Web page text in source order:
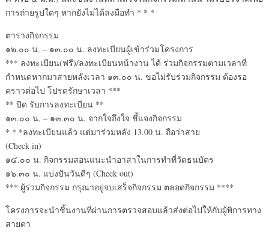
การถ่ายรูปใดๆ หากยังไม่ได้ลงมือทำ * * *
ตารางกิจกรรม
๑๒.๐๐ น. – ๑๓.๐๐ น. ลงทะเบียนผู้เข้าร่วมโครงการ
*** ลงทะเบียน(ฟรี)/ลงทะเบียนหน้างาน ได้ ร่วมกิจกรรมตามเวลาที่
กำหนดหากมาสายหลังเวลา ๑๓.๐๐ น. ขอไม่รับร่วมกิจกรรม ต้องรอ
คราวต่อไป โปรดรักษาเวลา ***
** ปิด รับการลงทะเบียน **
๑๓.๐๐ น. – ๑๓.๓๐ น. จากใจถึงใจ ชี้แจงกิจกรรม
* * *ลงทะเบียนแล้ว แต่มาร่วมหลัง 13.00 น. ถือว่าสาย
(Check in)
๑๔.๐๐ น. กิจกรรมสอนแนะนำอาสาในการทำที่วัดธนบัตร
๑๖.๓๐ น. แบ่งปันวันดีๆ (Check out)
*** ผู้ร่วมกิจกรรม กรุณาอยู่จบเสร็จกิจกรรม ตลอดกิจกรรม ****
โครงการจะนำชิ้นงานที่ผ่านการตรวจสอบแล้วส่งต่อไปให้กับผู้พิการทาง
สายตา